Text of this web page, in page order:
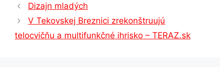
Dizajn mladých
V Tekovskej Breznici zrekonštruujú
telocvičňu a multifunkčné ihrisko – TERAZ.sk